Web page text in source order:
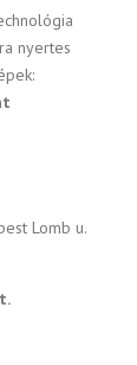
nyertes
Lomb u.